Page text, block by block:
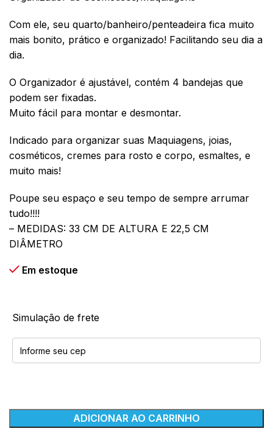
Com ele, seu quarto/banheiro/penteadeira fica muito
mais bonito, prático e organizado! Facilitando seu dia a
dia.
O Organizador é ajustável, contém 4 bandejas que
podem ser fixadas.
Muito fácil para montar e desmontar.
Indicado para organizar suas Maquiagens, joias,
cosméticos, cremes para rosto e corpo, esmaltes, e
muito mais!
Poupe seu espaço e seu tempo de sempre arrumar
tudo!!!!
– MEDIDAS: 33 CM DE ALTURA E 22,5 CM
DIÂMETRO
Em estoque
Simulação de frete
ADICIONAR AO CARRINHO